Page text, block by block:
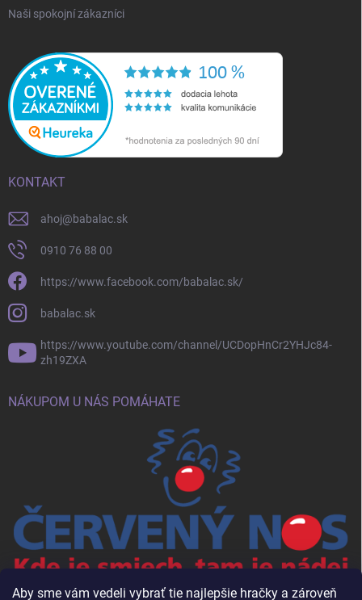
Aby sme vám vedeli vybrať tie najlepšie hračky a zároveň
Naši spokojní zákazníci
KONTAKT
ahoj@babalac.sk
0910 76 88 00
https://www.facebook.com/babalac.sk/
babalac.sk
https://www.youtube.com/channel/UCDopHnCr2YHJc84-
zh19ZXA
NÁKUPOM U NÁS POMÁHATE